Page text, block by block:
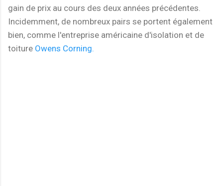
gain de prix au cours des deux années précédentes.
Incidemment, de nombreux pairs se portent également
bien, comme l'entreprise américaine d'isolation et de
toiture Owens Corning.